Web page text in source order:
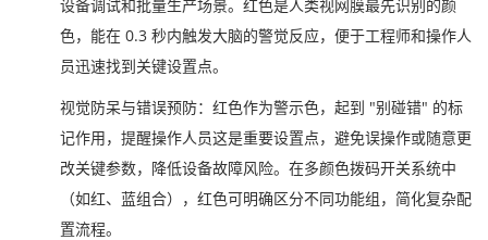
设备调试和批量生产场景。红色是人类视网膜最先识别的颜
色，能在 0.3 秒内触发大脑的警觉反应，便于工程师和操作人
员迅速找到关键设置点。
视觉防呆与错误预防：红色作为警示色，起到 "别碰错" 的标
记作用，提醒操作人员这是重要设置点，避免误操作或随意更
改关键参数，降低设备故障风险。在多颜色拨码开关系统中
（如红、蓝组合），红色可明确区分不同功能组，简化复杂配
置流程。